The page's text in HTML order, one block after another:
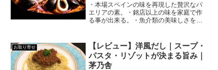
・本場スペインの味を再現した贅沢なパ
エリアの素。・銘店以上の味を家庭で作
る事が出来る。・魚介類の美味しさを
お取り寄せ
【レビュー】洋風だし｜スープ・
パスタ・リゾットが決まる旨み｜
茅乃舎